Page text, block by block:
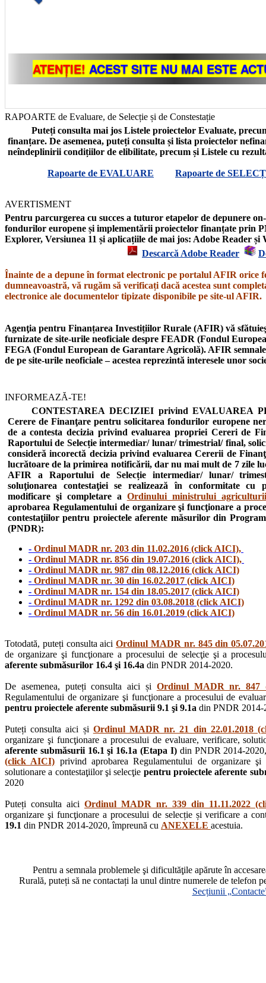
RAPOARTE de Evaluare, de Selecție și de Constestație
Puteți consulta mai jos Listele proiectelor Evaluate,
finanțare. De asemenea, puteți consulta și lista proiectelor
neîndeplinirii condițiilor de elibilitate, precum și Listele cu
Rapoarte de EVALUARE Rapoarte de
AVERTISMENT
Pentru parcurgerea cu succes a tuturor etapelor de depunere
fondurilor europene și implementării proiectelor finanțate prin
Explorer, Versiunea 11 și aplicațiile de mai jos: Adobe Reader și
Descarcă Adobe Reader
Înainte de a depune în format electronic pe portalul AFIR orice
dumneavoastră, vă rugăm să verificați dacă acestea sunt
electronice ale documentelor tipizate disponibile pe site-ul AFIR.
Agenţia pentru Finanțarea Investițiilor Rurale (AFIR) vă
furnizate de site-urile neoficiale despre FEADR (Fondul
FEGA (Fondul European de Garantare Agricolă). AFIR
de pe site-urile neoficiale – acestea reprezintă interesele unor
INFORMEAZĂ-TE!
CONTESTAREA DECIZIEI privind EVALUAREA
Cerere de Finanţare pentru solicitarea fondurilor europene
de a contesta decizia privind evaluarea propriei Cereri de
Raportului de Selecție intermediar/ lunar/ trimestrial/ final,
consideră incorectă decizia privind evaluarea Cererii de
lucrătoare de la primirea notificării, dar nu mai mult de 7 zile
AFIR a Raportului de Selecție intermediar/ lunar/
soluţionarea contestaţiei se realizează în conformitate cu
modificare şi completare a Ordinului ministrului
aprobarea Regulamentului de organizare şi funcţionare a
contestaţiilor pentru proiectele aferente măsurilor din
(PNDR):
- Ordinul MADR nr. 203 din 11.02.2016 (click AICI),
- Ordinul MADR nr. 856 din 19.07.2016 (click AICI),
- Ordinul MADR nr. 987 din 08.12.2016 (click AICI)
- Ordinul MADR nr. 30 din 16.02.2017 (click AICI)
- Ordinul MADR nr. 154 din 18.05.2017 (click AICI)
- Ordinul MADR nr. 1292 din 03.08.2018 (click AICI)
- Ordinul MADR nr. 56 din 16.01.2019 (click AICI)
Totodată, puteți consulta aiciOrdinul MADR nr. 845 din
de organizare şi funcţionare a procesului de selecţie şi a
aferente submăsurilor 16.4 şi 16.4a din PNDR 2014-2020.
De asemenea, puteți consulta aici și Ordinul MADR nr. 847
Regulamentului de organizare şi funcţionare a procesului de
pentru proiectele aferente submăsurii 9.1 şi 9.1a din PNDR 2014-
Puteți consulta aici și Ordinul MADR nr. 21 din 22.01.2018
organizare şi funcţionare a procesului de evaluare, verificare,
aferente submăsurii 16.1 şi 16.1a (Etapa I)din PNDR 2014-
(click AICI) privind aprobarea Regulamentului de organizare
solutionare a contestaţiilor şi selecţie pentru proiectele aferente
2020
Puteți consulta aici Ordinul MADR nr. 339 din 11.11.2022
organizare şi funcţionare a procesului de selecție și verificare a
19.1 din PNDR 2014-2020, împreună cu ANEXELE acestuia.
Pentru a semnala problemele şi dificultăţile apărute în
Rurală, puteți să ne contactați la unul dintre numerele de telefon
Secțiunii